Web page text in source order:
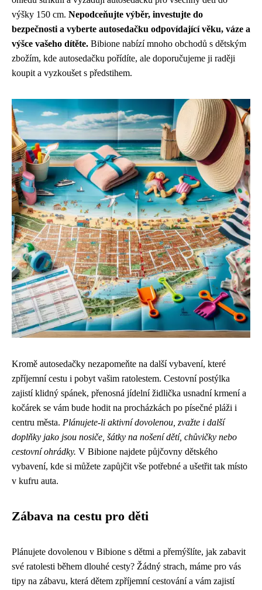
výšky 150 cm. Nepodceňujte výběr, investujte do
bezpečnosti a vyberte autosedačku odpovídající věku, váze a
výšce vašeho dítěte. Bibione nabízí mnoho obchodů s dětským
zbožím, kde autosedačku pořídíte, ale doporučujeme ji raději
koupit a vyzkoušet s předstihem.
Kromě autosedačky nezapomeňte na další vybavení, které
zpříjemní cestu i pobyt vašim ratolestem. Cestovní postýlka
zajistí klidný spánek, přenosná jídelní židlička usnadní krmení a
kočárek se vám bude hodit na procházkách po písečné pláži i
centru města. Plánujete-li aktivní dovolenou, zvažte i další
doplňky jako jsou nosiče, šátky na nošení dětí, chůvičky nebo
cestovní ohrádky. V Bibione najdete půjčovny dětského
vybavení, kde si můžete zapůjčit vše potřebné a ušetřit tak místo
v kufru auta.
Zábava na cestu pro děti
Plánujete dovolenou v Bibione s dětmi a přemýšlíte, jak zabavit
své ratolesti během dlouhé cesty? Žádný strach, máme pro vás
tipy na zábavu, která dětem zpříjemní cestování a vám zajistí